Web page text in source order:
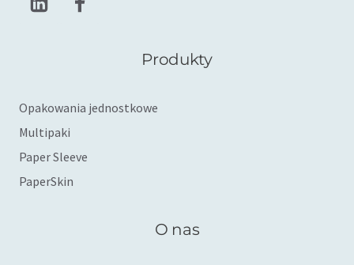
Produkty
Opakowania jednostkowe
Multipaki
Paper Sleeve
PaperSkin
O nas